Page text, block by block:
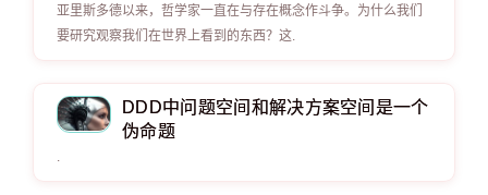
亚里斯多德以来，哲学家一直在与存在概念作斗争。为什么我们
要研究观察我们在世界上看到的东西？这.
DDD中问题空间和解决方案空间是一个
伪命题